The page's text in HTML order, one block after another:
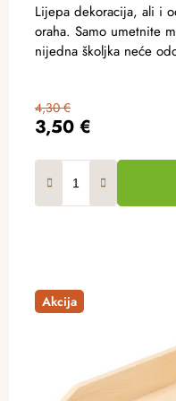
3,50 €
4,30 €
Lijepa dekoracija, ali i
oraha. Samo umetnite
nijedna školjka neće
Akcija